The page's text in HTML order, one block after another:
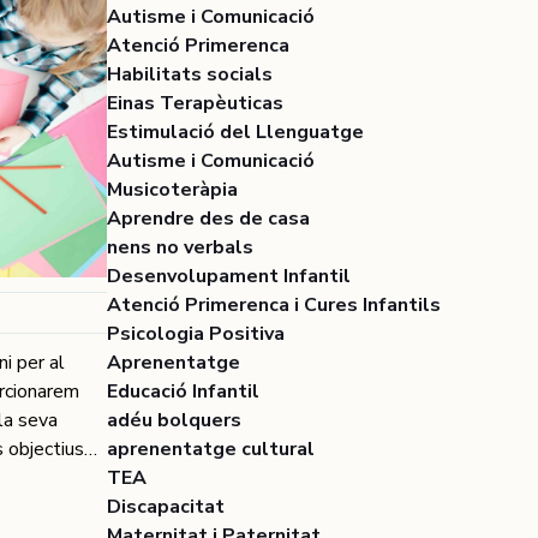
crucial
ser
poden
nens
Pot
de
poden
amb
petits
Aquesta
no
en la
amb
els
per al
seva
objectius
de
Autisme i Comunicació
Atenció Primerenca
Habilitats socials
Einas Terapèuticas
Estimulació del Llenguatge
Autisme i Comunicació
Musicoteràpia
Aprendre des de casa
nens no verbals
Desenvolupament Infantil
Atenció Primerenca i Cures Infantils
Psicologia Positiva
Aprenentatge
Educació Infantil
adéu bolquers
aprenentatge cultural
TEA
Discapacitat